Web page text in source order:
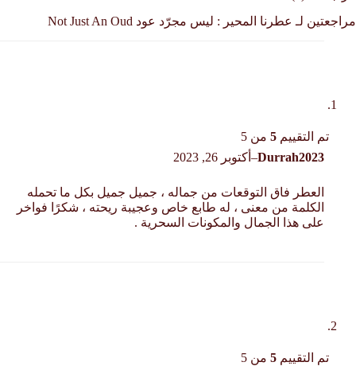
مراجعتين لـ عطرنا المحير : ليس مجرّد عود ‏Not Just An Oud
تم التقييم 5من 5
Durrah2023
– أكتوبر 26, 2023
العطر فاق التوقعات من جماله ، جميل جميل بكل ما تحمله
الكلمة من معنى ، له طابع خاص وعجيبة ريحته ، شكرًا فواخر
على هذا الجمال والمكونات السحرية .
تم التقييم 5من 5